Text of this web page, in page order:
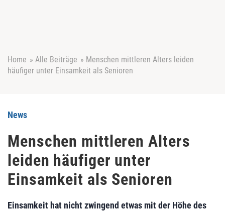
Home » Alle Beiträge » Menschen mittleren Alters leiden
häufiger unter Einsamkeit als Senioren
News
Menschen mittleren Alters
leiden häufiger unter
Einsamkeit als Senioren
Einsamkeit hat nicht zwingend etwas mit der Höhe des